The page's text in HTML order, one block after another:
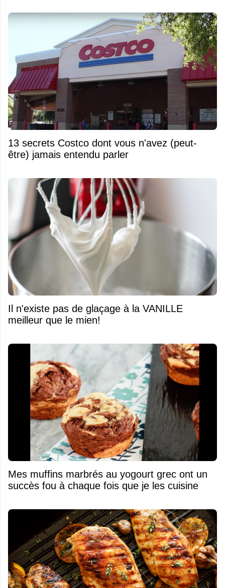
13 secrets Costco dont vous n'avez (peut-
être) jamais entendu parler
Il n'existe pas de glaçage à la VANILLE
meilleur que le mien!
Mes muffins marbrés au yogourt grec ont un
succès fou à chaque fois que je les cuisine